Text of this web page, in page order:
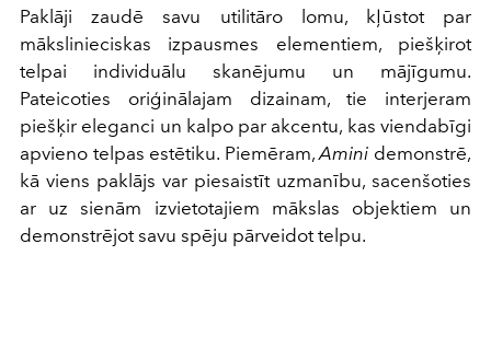
Paklāji zaudē savu utilitāro lomu, kļūstot par
mākslinieciskas izpausmes elementiem, piešķirot
telpai individuālu skanējumu un mājīgumu.
Pateicoties oriģinālajam dizainam, tie interjeram
piešķir eleganci un kalpo par akcentu, kas viendabīgi
apvieno telpas estētiku. Piemēram,Amini demonstrē,
kā viens paklājs var piesaistīt uzmanību, sacenšoties
ar uz sienām izvietotajiem mākslas objektiem un
demonstrējot savu spēju pārveidot telpu.